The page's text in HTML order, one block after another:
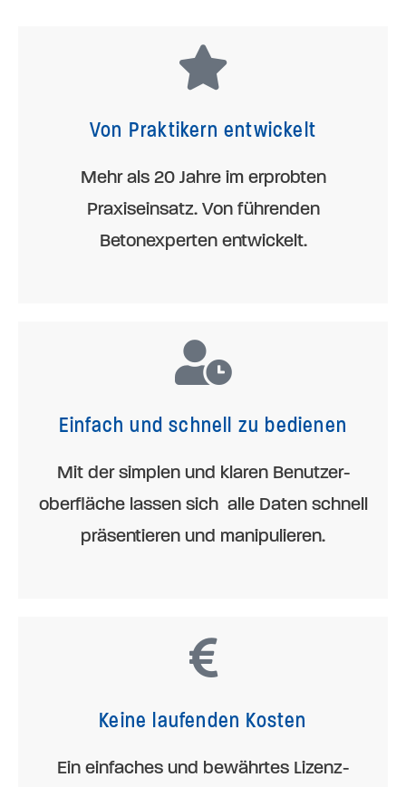
Von Praktikern entwickelt
Mehr als 20 Jahre im erprobten
Praxiseinsatz. Von führenden
Betonexperten entwickelt.
Einfach und schnell zu bedienen
Mit der simplen und klaren Benutzer­
oberfläche lassen sich alle Daten schnell
präsentieren und manipulieren.
Keine laufenden Kosten
Ein einfaches und bewährtes Lizenz­